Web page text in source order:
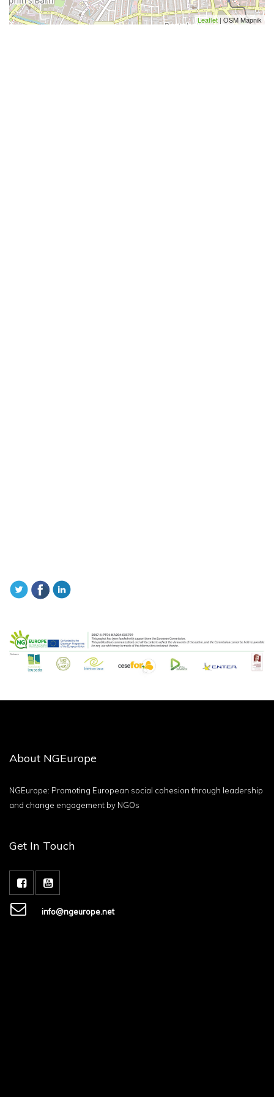
Leaflet | OSM Mapnik
About NGEurope
NGEurope: Promoting European social cohesion through leadership
and change engagement by NGOs
Get In Touch
info@ngeurope.net